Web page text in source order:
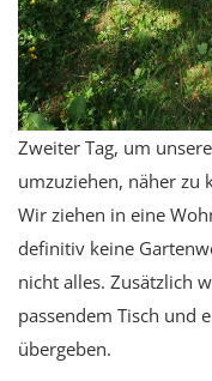
Zweiter Tag, um
umzuziehen, näher zu
Wir ziehen in eine
definitiv keine
nicht alles. Zusätzlich
passendem Tisch und
übergeben.